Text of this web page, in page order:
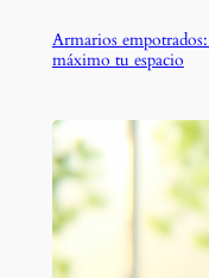
Armarios
máximo tu espacio